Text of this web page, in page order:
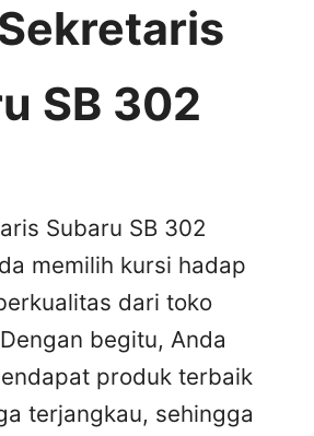
SB 302
Subaru SB 302
memilih kursi hadap
dari toko
begitu, Anda
produk terbaik
terjangkau, sehingga